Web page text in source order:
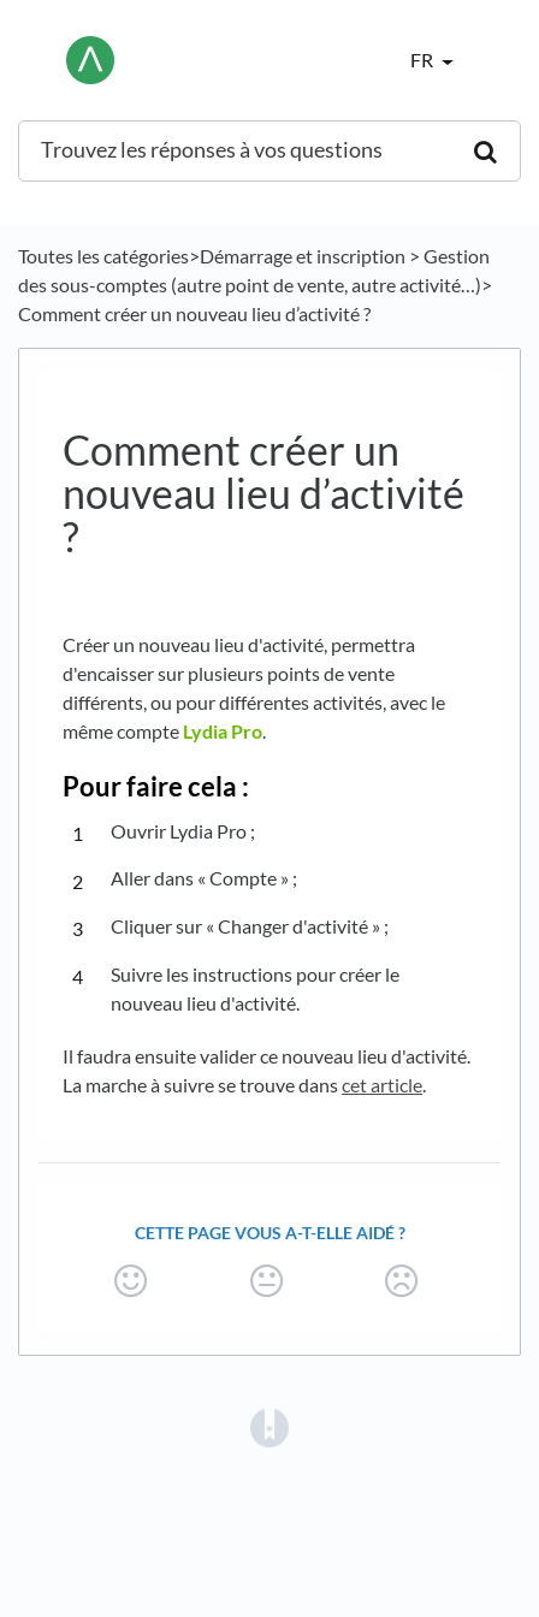
FR
Toutes les catégories​>​​Démarrage et inscription ​ > ​ ​Gestion
des sous-comptes (autre point de vente, autre activité…)​>​
Comment créer un nouveau lieu d’activité ?
Comment créer un
nouveau lieu d’activité
?
Créer un nouveau lieu d'activité, permettra
d'encaisser sur plusieurs points de vente
différents, ou pour différentes activités, avec le
même compte Lydia Pro.
Pour faire cela :
Ouvrir Lydia Pro ;
Aller dans « Compte » ;
Cliquer sur « Changer d'activité » ;
Suivre les instructions pour créer le
nouveau lieu d'activité.
Il faudra ensuite valider ce nouveau lieu d'activité.
La marche à suivre se trouve danscet article.
CETTE PAGE VOUS A-T-ELLE AIDÉ ?